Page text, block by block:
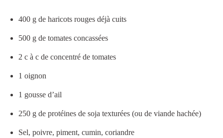
400 g de haricots rouges déjà cuits
500 g de tomates concassées
2 c à c de concentré de tomates
1 oignon
1 gousse d’ail
250 g de protéines de soja texturées (ou de viande hachée)
Sel, poivre, piment, cumin, coriandre